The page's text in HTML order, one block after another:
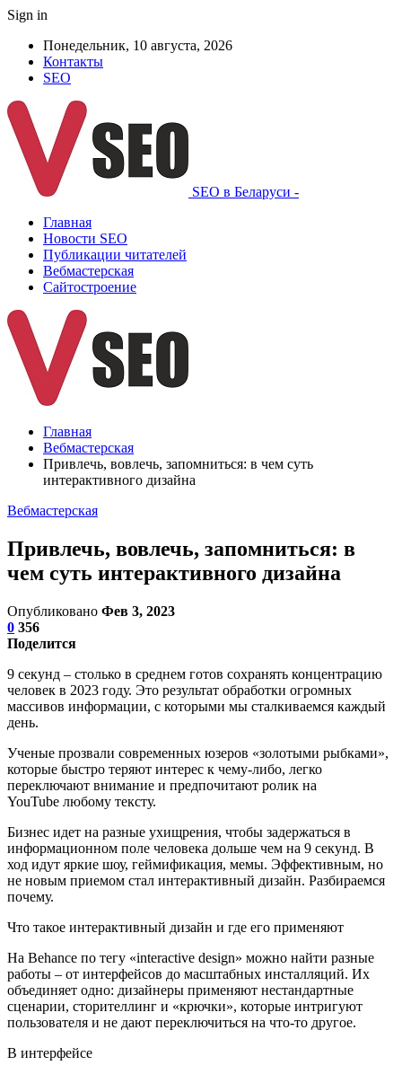
Sign in
Понедельник, 10 августа, 2026
Контакты
SEO
SEO в Беларуси -
Главная
Новости SEO
Публикации читателей
Вебмастерская
Сайтостроение
Главная
Вебмастерская
Привлечь, вовлечь, запомниться: в чем суть
интерактивного дизайна
Вебмастерская
Привлечь, вовлечь, запомниться: в
чем суть интерактивного дизайна
Опубликовано Фев 3, 2023
0 356
Поделится
9 секунд – столько в среднем готов сохранять концентрацию
человек в 2023 году. Это результат обработки огромных
массивов информации, с которыми мы сталкиваемся каждый
день.
Ученые прозвали современных юзеров «золотыми рыбками»,
которые быстро теряют интерес к чему-либо, легко
переключают внимание и предпочитают ролик на
YouTube любому тексту.
Бизнес идет на разные ухищрения, чтобы задержаться в
информационном поле человека дольше чем на 9 секунд. В
ход идут яркие шоу, геймификация, мемы. Эффективным, но
не новым приемом стал интерактивный дизайн. Разбираемся
почему.
Что такое интерактивный дизайн и где его применяют
На Behance по тегу «interactive design» можно найти разные
работы – от интерфейсов до масштабных инсталляций. Их
объединяет одно: дизайнеры применяют нестандартные
сценарии, сторителлинг и «крючки», которые интригуют
пользователя и не дают переключиться на что-то другое.
В интерфейсе